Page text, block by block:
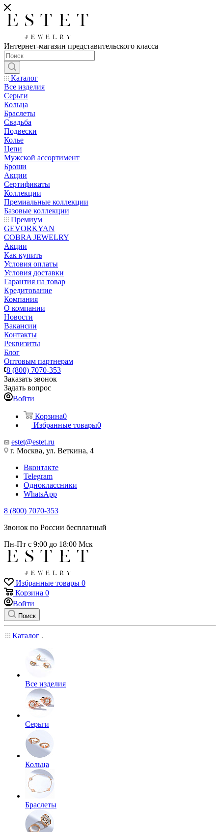
Интернет-магазин представительского класса
Каталог
Все изделия
Серьги
Кольца
Браслеты
Свадьба
Подвески
Колье
Цепи
Мужской ассортимент
Броши
Акции
Сертификаты
Коллекции
Премиальные коллекции
Базовые коллекции
Премиум
GEVORKYAN
COBRA JEWELRY
Акции
Как купить
Условия оплаты
Условия доставки
Гарантия на товар
Кредитование
Компания
О компании
Новости
Вакансии
Контакты
Реквизиты
Блог
Оптовым партнерам
8 (800) 7070-353
Заказать звонок
Задать вопрос
Войти
Корзина0
Избранные товары0
estet@estet.ru
г. Москва, ул. Веткина, 4
Вконтакте
Telegram
Одноклассники
WhatsApp
8 (800) 7070-353
Звонок по России бесплатный
Пн-Пт с 9:00 до 18:00 Мск
Избранные товары 0
Корзина 0
Войти
Поиск
Каталог
Все изделия
Серьги
Кольца
Браслеты